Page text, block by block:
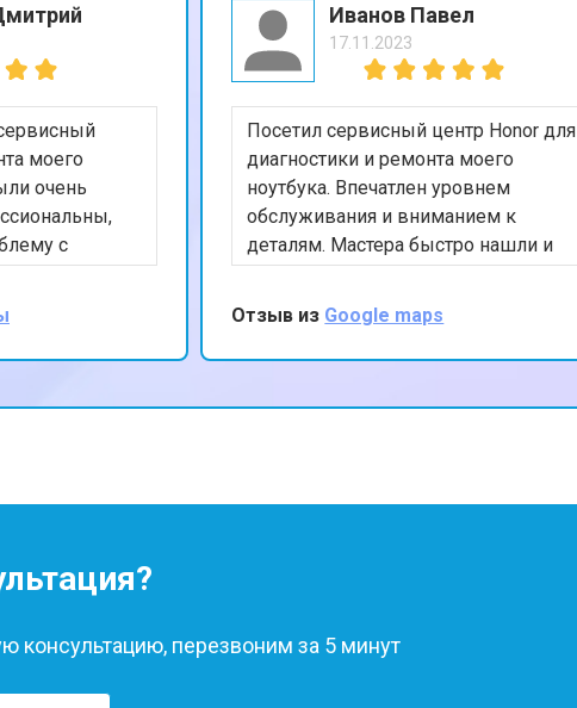
моего
очень
с
телефон
Спасибо
Иванов Павел
17.11.2023
Посетил сервисный центр Honor для
диагностики и ремонта моего
ноутбука. Впечатлен уровнем
обслуживания и вниманием к
деталям. Мастера быстро нашли и
устранили проблему, а также
предоставили полезные советы по
уходу за устройством. Ценю ваш
профессионализм и рекомендую
Отзыв из Google maps
консультацию, перезвоним за 5 минут